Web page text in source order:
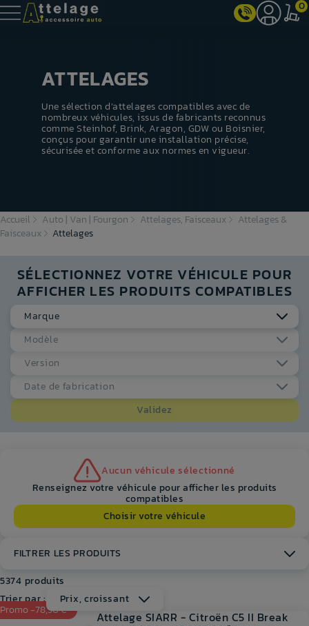
0
ATTELAGES
Une sélection d’attelages compatibles avec de
nombreux véhicules, issus de fabricants reconnus
commeSteinhof, Brink, Aragon, GDWou Boisnier,
conçus pour garantir une installation précise,
sécurisée et conforme aux normes en vigueur.
Accueil Auto | Van | Fourgon Attelages, Faisceaux
Attelages &
Faisceaux
Attelages
SÉLECTIONNEZ VOTRE VÉHICULE POUR
AFFICHER LES PRODUITS COMPATIBLES
Marque
Modèle
Version
Date de fabrication
Validez
Aucun véhicule sélectionné
Renseignez votre véhicule pour afficher les produits
compatibles
Choisir votre véhicule
FILTRER LES PRODUITS
5374 produits
Trier par :
Prix, croissant
Attelage SIARR - Citroën C5 II Break
Promo -78,50 €